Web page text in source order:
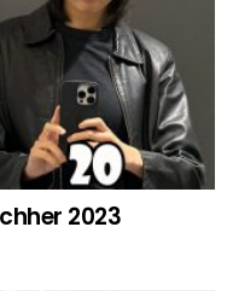
2023